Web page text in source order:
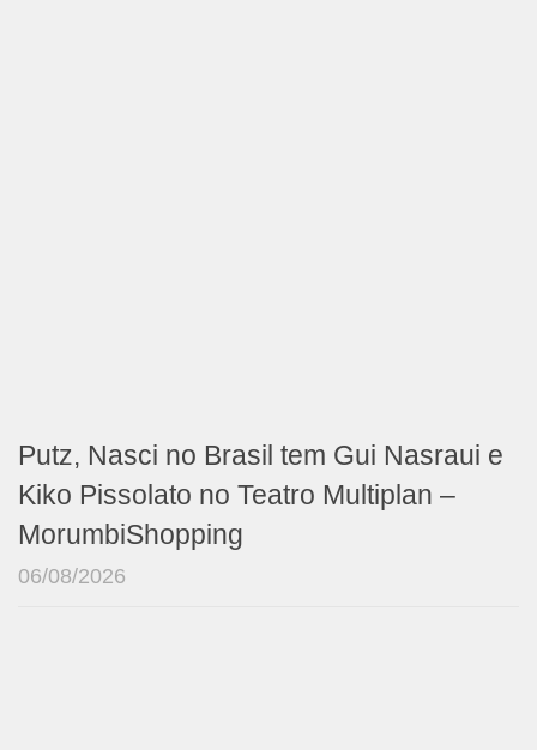
Putz, Nasci no Brasil tem Gui Nasraui e
Kiko Pissolato no Teatro Multiplan –
MorumbiShopping
06/08/2026